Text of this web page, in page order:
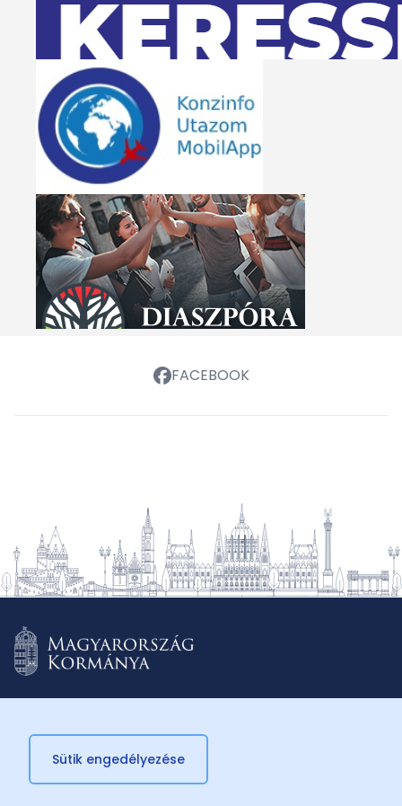
FACEBOOK
© 2026 Külügyminisztérium
Sütik engedélyezése